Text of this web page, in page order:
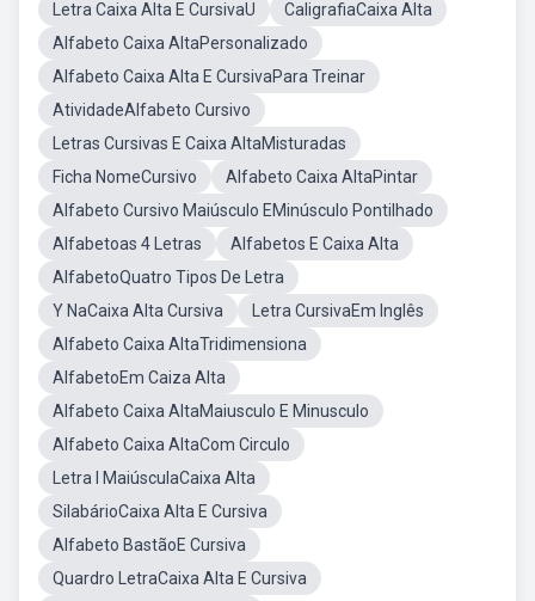
Letra Caixa Alta E CursivaU
CaligrafiaCaixa Alta
Alfabeto Caixa AltaPersonalizado
Alfabeto Caixa Alta E CursivaPara Treinar
AtividadeAlfabeto Cursivo
Letras Cursivas E Caixa AltaMisturadas
Ficha NomeCursivo
Alfabeto Caixa AltaPintar
Alfabeto Cursivo Maiúsculo EMinúsculo Pontilhado
Alfabetoas 4 Letras
Alfabetos E Caixa Alta
AlfabetoQuatro Tipos De Letra
Y NaCaixa Alta Cursiva
Letra CursivaEm Inglês
Alfabeto Caixa AltaTridimensiona
AlfabetoEm Caiza Alta
Alfabeto Caixa AltaMaiusculo E Minusculo
Alfabeto Caixa AltaCom Circulo
Letra I MaiúsculaCaixa Alta
SilabárioCaixa Alta E Cursiva
Alfabeto BastãoE Cursiva
Quardro LetraCaixa Alta E Cursiva